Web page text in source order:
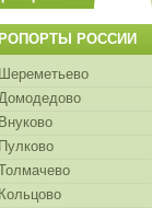
РОССИИ
Шереметьево
Внуково
Пулково
Кольцово